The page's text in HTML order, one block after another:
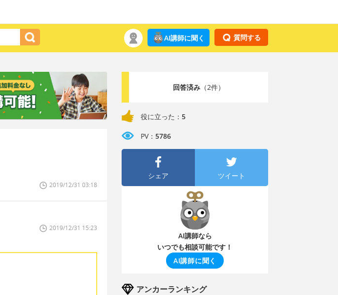
質問する
AI講師に聞く
2019/12/31 03:18
2019/12/31 15:23
回答済み（2件）
役に立った： 5
PV： 5786
シェア ツイート
AI講師なら
いつでも相談可能です！
AI講師に聞く
アンカーランキング